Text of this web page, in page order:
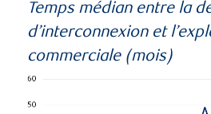
Temps médian entre la
d’interconnexion et
commerciale (mois)